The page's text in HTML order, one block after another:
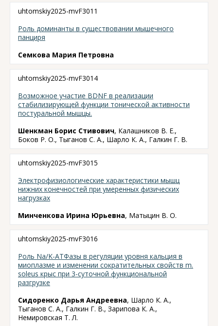
uhtomskiy2025-mvF3011
Роль доминанты в существовании мышечного
панциря
Семкова Мария Петровна
uhtomskiy2025-mvF3014
Возможное участие BDNF в реализации
стабилизирующей функции тонической активности
постуральной мышцы.
Шенкман Борис Стивович, Калашников В. Е.,
Боков Р. О., Тыганов С. А., Шарло К. А., Галкин Г. В.
uhtomskiy2025-mvF3015
Электрофизиологические характеристики мышц
нижних конечностей при умеренных физических
нагрузках
Минченкова Ирина Юрьевна, Матыцин В. О.
uhtomskiy2025-mvF3016
Роль Na/K-АТФазы в регуляции уровня кальция в
миоплазме и изменении сократительных свойств m.
soleus крыс при 3-суточной функциональной
разгрузке
Сидоренко Дарья Андреевна, Шарло К. А.,
Тыганов С. А., Галкин Г. В., Зарипова К. А.,
Немировская Т. Л.